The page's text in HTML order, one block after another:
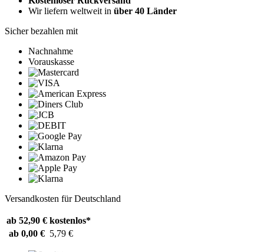
Wir liefern weltweit in über 40 Länder
Sicher bezahlen mit
Nachnahme
Vorauskasse
Versandkosten für Deutschland
ab 52,90 € kostenlos*
ab 0,00 € 5,79 €